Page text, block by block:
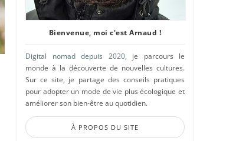
Bienvenue, moi c'est Arnaud !
Digital nomad depuis 2020, je parcours le
monde à la découverte de nouvelles cultures.
Sur ce site, je partage des conseils pratiques
pour adopter un mode de vie plus écologique et
améliorer son bien-être au quotidien.
À PROPOS DU SITE